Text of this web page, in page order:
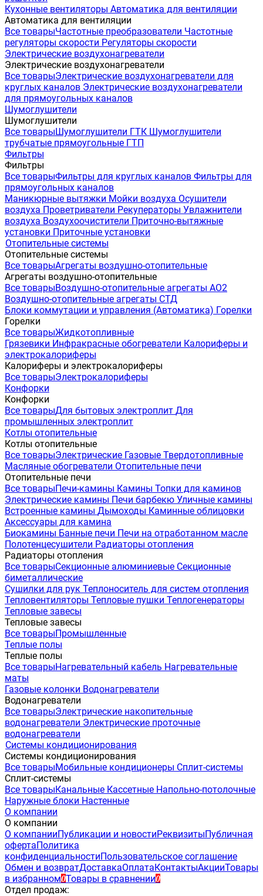
Кухонные вентиляторы Автоматика для вентиляции
Автоматика для вентиляции
Все товарыЧастотные преобразователи Частотные
регуляторы скорости Регуляторы скорости
Электрические воздухонагреватели
Электрические воздухонагреватели
Все товарыЭлектрические воздухонагреватели для
круглых каналов Электрические воздухонагреватели
для прямоугольных каналов
Шумоглушители
Шумоглушители
Все товарыШумоглушители ГТК Шумоглушители
трубчатые прямоугольные ГТП
Фильтры
Фильтры
Все товарыФильтры для круглых каналов Фильтры для
прямоугольных каналов
Маникюрные вытяжки Мойки воздуха Осушители
воздуха Проветриватели Рекуператоры Увлажнители
воздуха Воздухоочистители Приточно-вытяжные
установки Приточные установки
Отопительные системы
Отопительные системы
Все товарыАгрегаты воздушно-отопительные
Агрегаты воздушно-отопительные
Все товарыВоздушно-отопительные агрегаты АО2
Воздушно-отопительные агрегаты СТД
Блоки коммутации и управления (Автоматика) Горелки
Горелки
Все товарыЖидкотопливные
Грязевики Инфракрасные обогреватели Калориферы и
электрокалориферы
Калориферы и электрокалориферы
Все товарыЭлектрокалориферы
Конфорки
Конфорки
Все товарыДля бытовых электроплит Для
промышленных электроплит
Котлы отопительные
Котлы отопительные
Все товарыЭлектрические Газовые Твердотопливные
Масляные обогреватели Отопительные печи
Отопительные печи
Все товарыПечи-камины Камины Топки для каминов
Электрические камины Печи барбекю Уличные камины
Встроенные камины Дымоходы Каминные облицовки
Аксессуары для камина
Биокамины Банные печи Печи на отработанном масле
Полотенцесушители Радиаторы отопления
Радиаторы отопления
Все товарыСекционные алюминиевые Секционные
биметаллические
Сушилки для рук Теплоноситель для систем отопления
Тепловентиляторы Тепловые пушки Теплогенераторы
Тепловые завесы
Тепловые завесы
Все товарыПромышленные
Теплые полы
Теплые полы
Все товарыНагревательный кабель Нагревательные
маты
Газовые колонки Водонагреватели
Водонагреватели
Все товарыЭлектрические накопительные
водонагреватели Электрические проточные
водонагреватели
Системы кондиционирования
Системы кондиционирования
Все товарыМобильные кондиционеры Сплит-системы
Сплит-системы
Все товарыКанальные Кассетные Напольно-потолочные
Наружные блоки Настенные
О компании
О компании
О компанииПубликации и новостиРеквизитыПубличная
офертаПолитика
конфиденциальностиПользовательское соглашение
Обмен и возвратДоставкаОплатаКонтактыАкцииТовары
в избранном0Товары в сравнении0
Отдел продаж: